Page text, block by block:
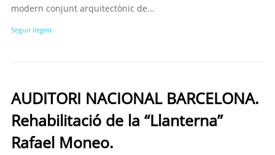
modern conjunt arquitectònic de...
Seguir llegint
AUDITORI NACIONAL BARCELONA.
Rehabilitació de la “Llanterna”
Rafael Moneo.